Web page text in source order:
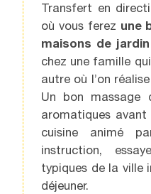
Transfert en
où vous ferez une
maisons de
chez une famille
autre où l’on
Un bon massage
aromatiques
cuisine animé
instruction,
typiques de la ville
déjeuner.